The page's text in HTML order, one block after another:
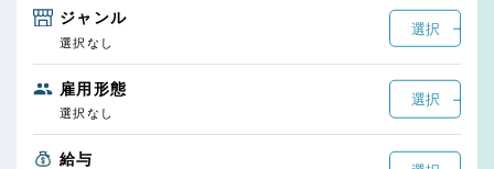
ジャンル
選択
選択なし
雇用形態
選択
選択なし
給与